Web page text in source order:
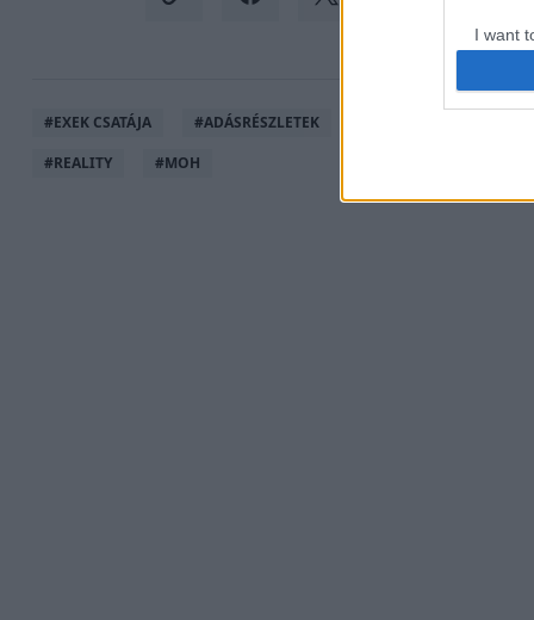
I want
#EXEK CSATÁJA #ADÁSRÉSZLETEK
#REALITY #MOH